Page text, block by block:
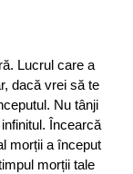
Lucrul care a
dacă vrei să te
Nu tânji
Încearcă
morții a început
morții tale